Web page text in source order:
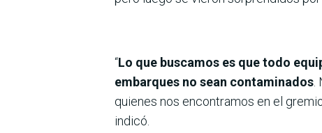
“Lo que buscamos es que todo
embarques no sean contaminados
quienes nos encontramos en el
indicó.